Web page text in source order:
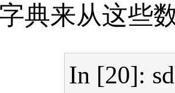
典来从这些
In [20]: